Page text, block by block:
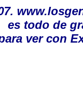
es todo de
ver con